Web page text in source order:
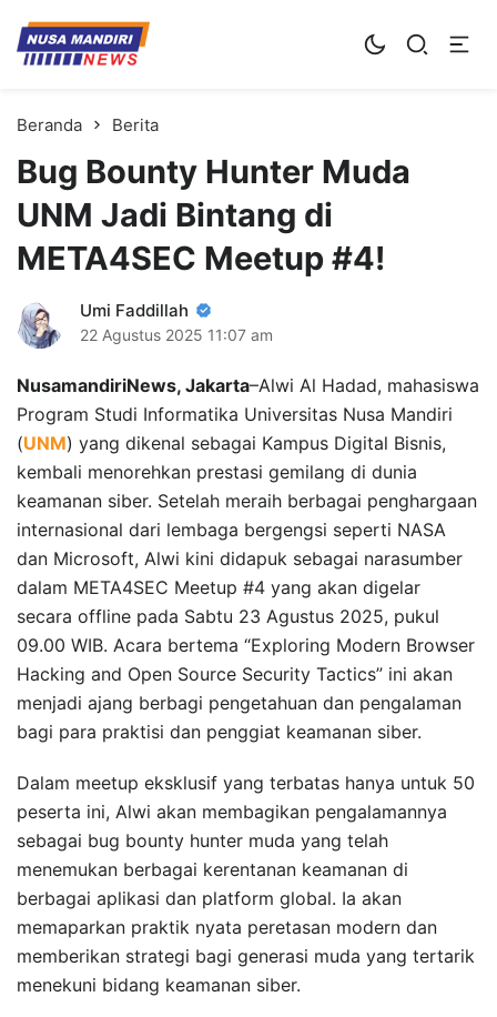
Kampus Digital Bisnis
Universitas Nusa Mandiri
Beranda Berita
Bug Bounty Hunter Muda
UNM Jadi Bintang di
META4SEC Meetup #4!
Umi Faddillah
22 Agustus 2025 11:07 am
NusamandiriNews, Jakarta–Alwi Al Hadad, mahasiswa
Program Studi Informatika Universitas Nusa Mandiri
(UNM) yang dikenal sebagai Kampus Digital Bisnis,
kembali menorehkan prestasi gemilang di dunia
keamanan siber. Setelah meraih berbagai penghargaan
internasional dari lembaga bergengsi seperti NASA
dan Microsoft, Alwi kini didapuk sebagai narasumber
dalam META4SEC Meetup #4 yang akan digelar
secara offline pada Sabtu 23 Agustus 2025, pukul
09.00 WIB. Acara bertema “Exploring Modern Browser
Hacking and Open Source Security Tactics” ini akan
menjadi ajang berbagi pengetahuan dan pengalaman
bagi para praktisi dan penggiat keamanan siber.
Dalam meetup eksklusif yang terbatas hanya untuk 50
peserta ini, Alwi akan membagikan pengalamannya
sebagai bug bounty hunter muda yang telah
menemukan berbagai kerentanan keamanan di
berbagai aplikasi dan platform global. Ia akan
memaparkan praktik nyata peretasan modern dan
memberikan strategi bagi generasi muda yang tertarik
menekuni bidang keamanan siber.